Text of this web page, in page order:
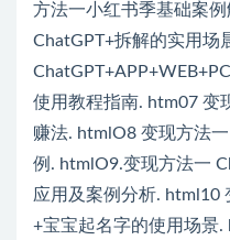
方法一小红书季基础案
ChatGPT+拆解的实用
使用教程指南. htm07 变
赚法. htmlO8 变现方法
例. htmlO9.变现方法一
应用及案例分析. html10
+宝宝起名字的使用场景